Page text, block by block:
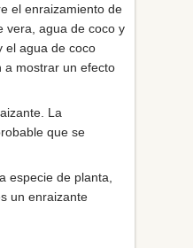
el enraizamiento de
vera, agua de coco y
el agua de coco
a mostrar un efecto
La
que se
especie de planta,
un enraizante